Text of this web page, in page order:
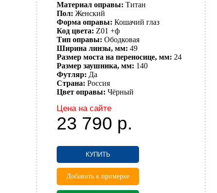
Материал оправы: Титан
Пол: Женский
Форма оправы: Кошачий глаз
Код цвета: Z01 +ф
Тип оправы: Ободковая
Ширина линзы, мм: 49
Размер моста на переносице, мм: 24
Размер заушника, мм: 140
Футляр: Да
Страна: Россия
Цвет оправы: Чёрный
Цена на сайте
23 790 р.
КУПИТЬ
Добавить к примерке